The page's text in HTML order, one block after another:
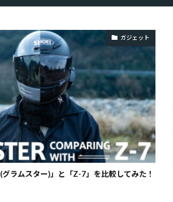
ガジェット
ラムスター)」と「Z-7」を比較してみた！